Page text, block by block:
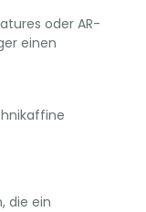
oder AR-
einen
die ein